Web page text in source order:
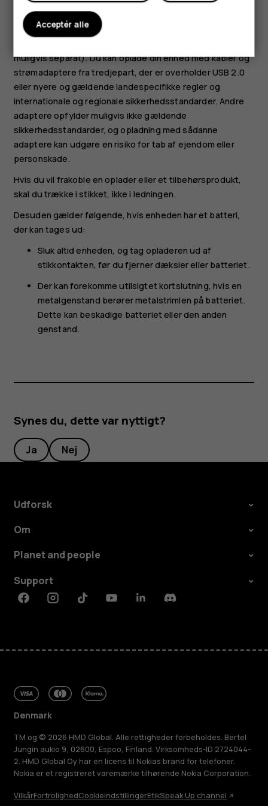
enheden i tordenvejr. Hvis opladeren ikke er inkluderet i
salgspakken, skal du oplade din enhed ved hjælp af
muligvis separat). Du kan oplade din enhed med kabler og
strømadaptere fra tredjepart, der er overholder USB 2.0
eller nyere og gældende landespecifikke regler og
internationale og regionale sikkerhedsstandarder. Andre
adaptere opfylder muligvis ikke gældende
sikkerhedsstandarder, og opladning med sådanne
adaptere kan udgøre en risiko for tab af ejendom eller
personskade.
Hvis du vil frakoble en oplader eller et tilbehørsprodukt,
skal du trække i stikket, ikke i ledningen.
Desuden gælder følgende, hvis enheden har et batteri,
der kan tages ud:
Sluk altid enheden, og tag opladeren ud af
stikkontakten, før du fjerner dæksler eller batteriet.
Der kan forekomme utilsigtet kortslutning, hvis en
metalgenstand berører metalstrimlen på batteriet.
Dette kan beskadige batteriet eller den anden
genstand.
Synes du, dette var nyttigt?
Ja Nej
Udforsk
Om
Planet and people
Support
FacebookInstagramTiktokYoutubeLinkedinDiscord
Denmark
TM og © 2026 HMD Global. Alle rettigheder forbeholdes. Bertel
Jungin aukio 9, 02600, Espoo, Finland. Virksomheds-ID 2724044-
2. HMD Global Oy har en licens til Nokias brand for telefoner.
Nokia er et registreret varemærke tilhørende Nokia Corporation.
VilkårFortrolighedCookieindstillingerEtikSpeak Up channel
Acceptér alle